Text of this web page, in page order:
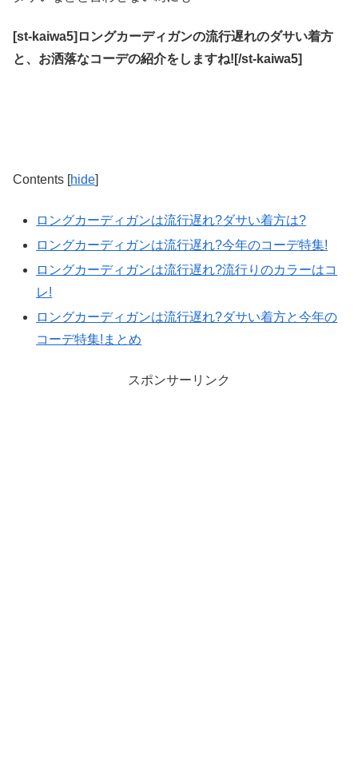
[st-kaiwa5]ロングカーディガンの流行遅れのダサい着方
と、お洒落なコーデの紹介をしますね![/st-kaiwa5]
Contents [hide]
ロングカーディガンは流行遅れ?ダサい着方は?
ロングカーディガンは流行遅れ?今年のコーデ特集!
ロングカーディガンは流行遅れ?流行りのカラーはコ
レ!
ロングカーディガンは流行遅れ?ダサい着方と今年の
コーデ特集!まとめ
スポンサーリンク